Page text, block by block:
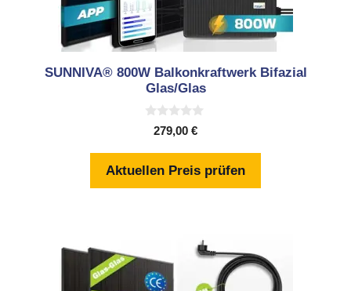
SUNNIVA® 800W Balkonkraftwerk Bifazial
Glas/Glas
5
279,00 €
Aktuellen Preis prüfen